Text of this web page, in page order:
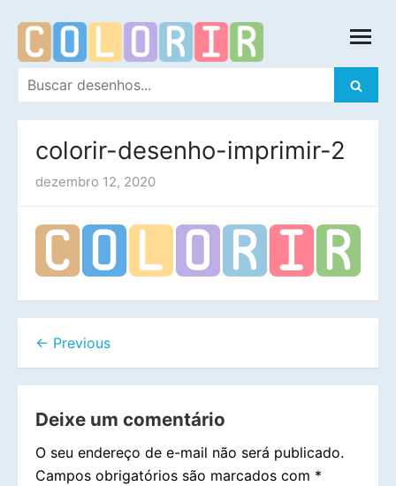
to
content
Search
for:
search
open
colorir-desenho-imprimir-2
dezembro 12, 2020
← Previous
Deixe um comentário
O seu endereço de e-mail não será publicado.
Campos obrigatórios são marcados com *